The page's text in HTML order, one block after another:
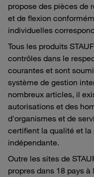
propose des pièces de
et de flexion
individuelles
Tous les produits
contrôles dans le
courantes et sont
système de gestion
nombreux articles, il
autorisations et des
d'organismes et de
certifient la qualité et
indépendante.
Outre les sites de
propres dans 18 pays